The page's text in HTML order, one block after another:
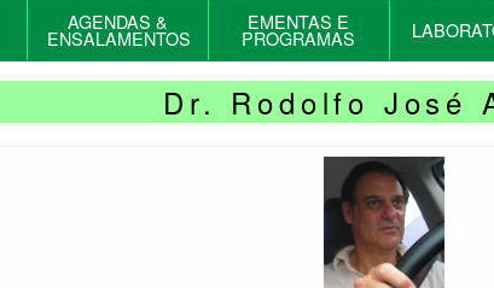
AGENDAS &
ENSALAMENTOS
EMENTAS E
PROGRAMAS
Dr. Rodolfo José